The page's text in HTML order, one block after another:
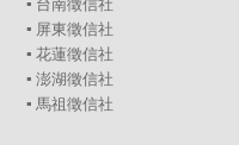
▪ 台南徵信社
▪ 屏東徵信社
▪花蓮徵信社
▪澎湖徵信社
▪ 馬祖徵信社